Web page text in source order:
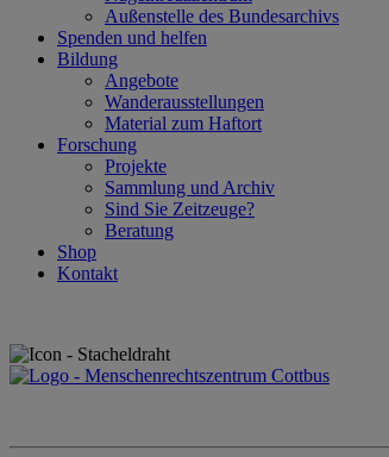
Außenstelle des Bundesarchivs
Spenden und helfen
Bildung
Angebote
Wanderausstellungen
Material zum Haftort
Forschung
Projekte
Sammlung und Archiv
Sind Sie Zeitzeuge?
Beratung
Shop
Kontakt